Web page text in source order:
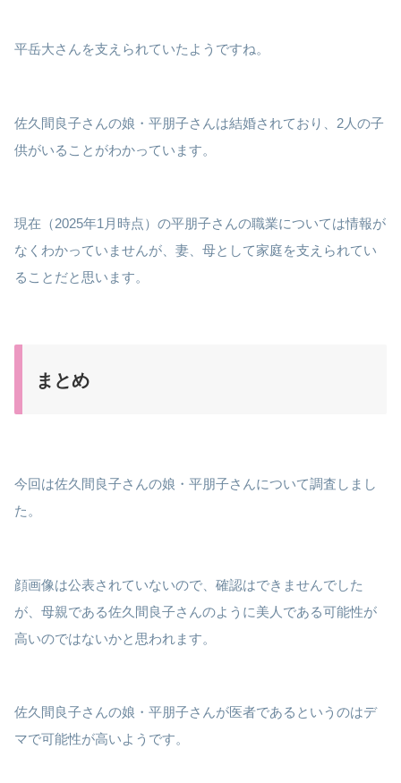
平岳大さんを支えられていたようですね。
佐久間良子さんの娘・平朋子さんは結婚されており、2人の子
供がいることがわかっています。
現在（2025年1月時点）の平朋子さんの職業については情報が
なくわかっていませんが、妻、母として家庭を支えられてい
ることだと思います。
まとめ
今回は佐久間良子さんの娘・平朋子さんについて調査しまし
た。
顔画像は公表されていないので、確認はできませんでした
が、母親である佐久間良子さんのように美人である可能性が
高いのではないかと思われます。
佐久間良子さんの娘・平朋子さんが医者であるというのはデ
マで可能性が高いようです。